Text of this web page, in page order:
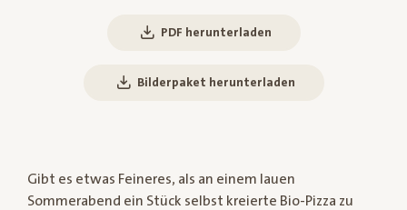
PDF herunterladen
Bilderpaket herunterladen
Gibt es etwas Feineres, als an einem lauen
Sommerabend ein Stück selbst kreierte Bio-Pizza zu